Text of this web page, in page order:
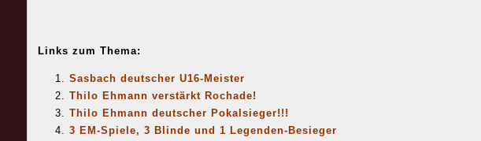
Links zum Thema:
Sasbach deutscher U16-Meister
Thilo Ehmann verstärkt Rochade!
Thilo Ehmann deutscher Pokalsieger!!!
3 EM-Spiele, 3 Blinde und 1 Legenden-Besieger